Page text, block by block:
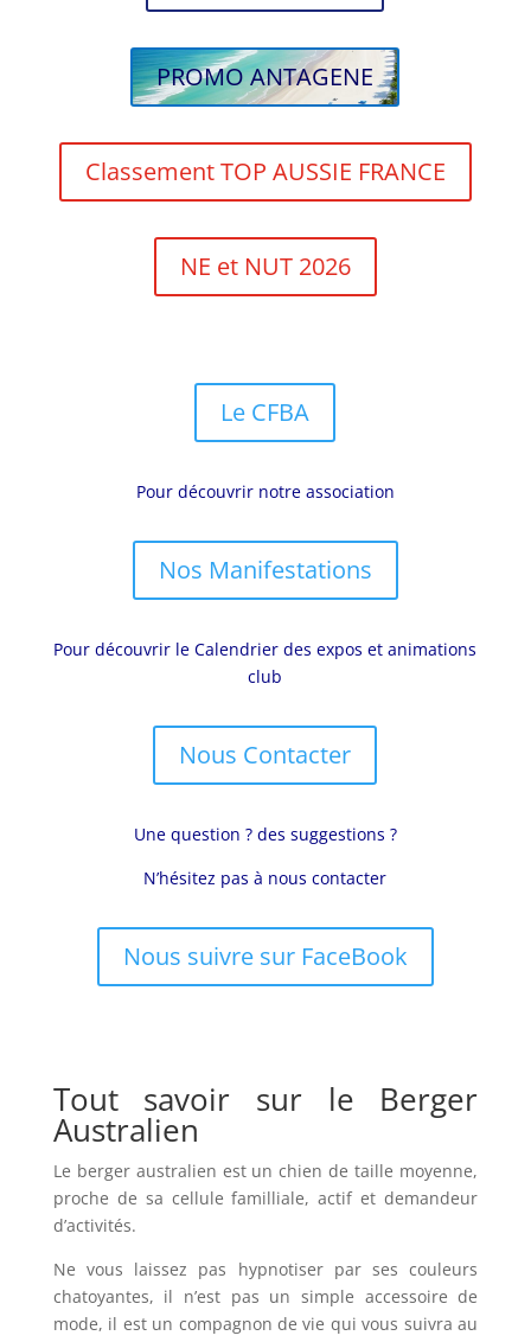
PROMO ANTAGENE
Classement TOP AUSSIE FRANCE
NE et NUT 2026
Le CFBA
Pour découvrir notre association
Nos Manifestations
Pour découvrir le Calendrier des expos et animations
club
Nous Contacter
Une question ? des suggestions ?
N’hésitez pas à nous contacter
Nous suivre sur FaceBook
Tout savoir sur le Berger
Australien
Le berger australien est un chien de taille moyenne,
proche de sa cellule familliale, actif et demandeur
d’activités.
Ne vous laissez pas hypnotiser par ses couleurs
chatoyantes, il n’est pas un simple accessoire de
mode, il est un compagnon de vie qui vous suivra au